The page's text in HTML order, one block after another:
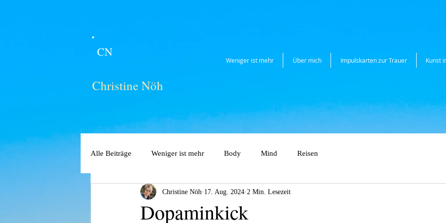
Weniger ist mehr Über mich Impulskarten zur Trauer Kunst
CN
Christine Nöh
Alle Beiträge Weniger ist mehr Body Mind Reisen
Dopaminkick
Christine Nöh 17. Aug. 2024 2 Min. Lesezeit